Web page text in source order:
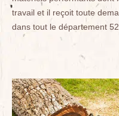
travail et il reçoit toute
dans tout le département